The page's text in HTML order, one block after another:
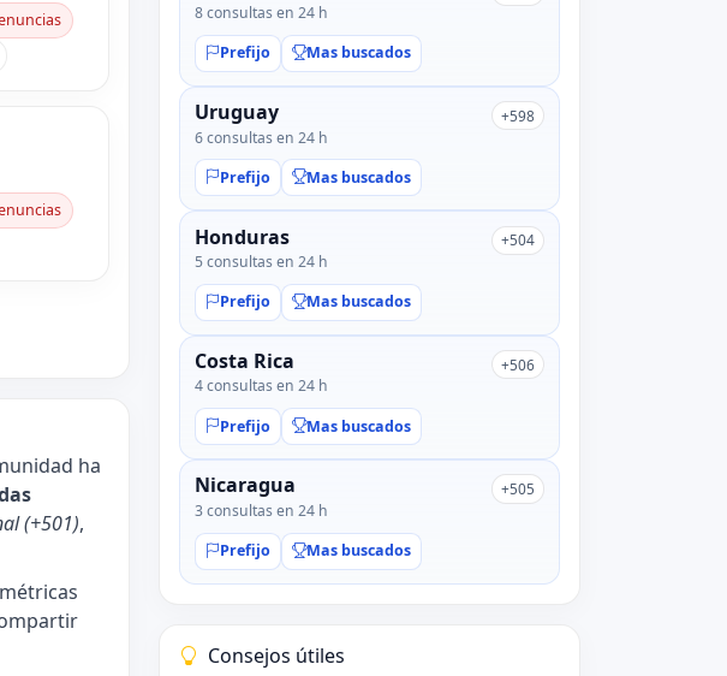
ha
(+501),
8 consultas en 24 h
Prefijo Mas buscados
Uruguay
6 consultas en 24 h
+598
Prefijo Mas buscados
Honduras
5 consultas en 24 h
+504
Prefijo Mas buscados
Costa Rica
4 consultas en 24 h
+506
Prefijo Mas buscados
Nicaragua
3 consultas en 24 h
+505
Prefijo Mas buscados
Consejos útiles